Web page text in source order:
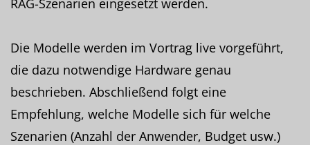
Die Modelle werden im Vortrag live vorgeführt,
die dazu notwendige Hardware genau
beschrieben. Abschließend folgt eine
Empfehlung, welche Modelle sich für welche
Szenarien (Anzahl der Anwender, Budget usw.)